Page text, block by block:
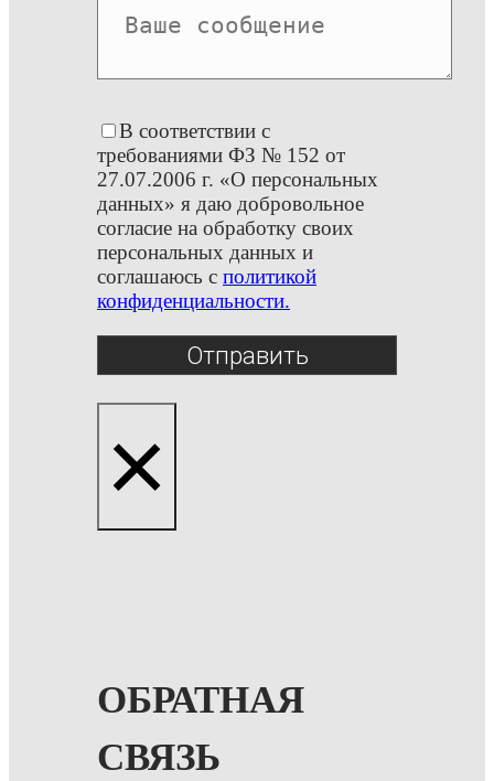
В соответствии с
требованиями ФЗ № 152 от
27.07.2006 г. «О персональных
данных» я даю добровольное
согласие на обработку своих
персональных данных и
соглашаюсь с политикой
конфиденциальности.
Отправить
×
ОБРАТНАЯ
СВЯЗЬ